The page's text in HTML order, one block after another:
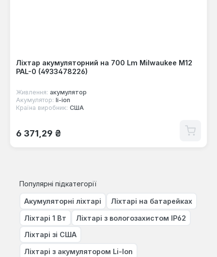
Ліхтар акумуляторний на 700 Lm Milwaukee M12
PAL-0 (4933478226)
Живлення: акумулятор
Акумулятор: li-ion
Країна виробник: США
Звичайна ціна:
6 371,29 ₴
Популярні підкатегорії
Акумуляторні ліхтарі Ліхтарі на батарейках
Ліхтарі 1 Вт Ліхтарі з вологозахистом IP62
Ліхтарі зі США
Ліхтарі з акумулятором Li-Ion